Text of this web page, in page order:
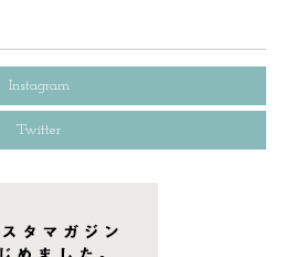
Instagram
Twitter